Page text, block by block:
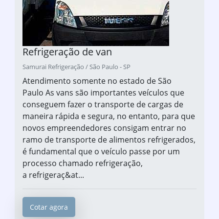
Refrigeração de van
Samurai Refrigeração / São Paulo - SP
Atendimento somente no estado de São
Paulo As vans são importantes veículos que
conseguem fazer o transporte de cargas de
maneira rápida e segura, no entanto, para que
novos empreendedores consigam entrar no
ramo de transporte de alimentos refrigerados,
é fundamental que o veículo passe por um
processo chamado refrigeração,
a refrigeraç&at...
Cotar agora